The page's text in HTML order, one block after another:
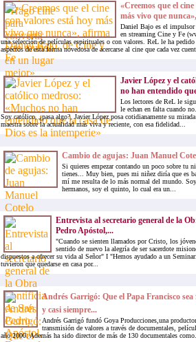
«Creemos que el
más vivo que
Daniel Bajo es el impulsor
en streaming Cine y Fe
una selección de películas espirituales o con valores. ReL le ha
aspectos de esta forma novedosa de acercarse al cine que cada vez
Javier López y el
no han entendido
Los lectores de ReL le
le echan en falta cuando
Soy católico, ¿pasa algo?, Javier López posa cotidianamente su
maestra sobre la actualidad más viva y reciente, con esa fidelidad...
Cambio de agujas: Juan Manuel
Si quieres empezar contando un poco sobre tu
tienes... Muy bien, pues mi niñez diría que es
mí me resulta de lo más normal del mundo.
hermanos, soy el quinto, lo cual era un...
Entrevista al secretario general de la
Pedro Apóstol,...
"Cuando se sienten llamados por Cristo, los
sentido de nuevo la alegría de ser sacerdote
dispuestos a ofrecer su vida al Señor" I "Hemos ayudado a un
tuvieron que quedarse en casa por...
Andrés Garrigó: Que el Papa Francisco
y casi siempre...
Andrés Garrigó fundó Goya Producciones,una
transmisión de valores a través de documentales,
año 2000. Además ha sido director de más de 130 documentales